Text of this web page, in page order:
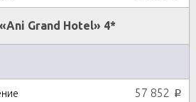
Grand Hotel» 4*
57 852 p